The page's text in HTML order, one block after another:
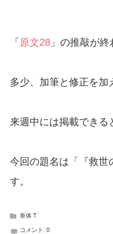
「 原文28 」の推敲が終
多少、加筆と修正を加
来週中には掲載できる
今回の題名は「『救世
す。
単体 T
コメント: 0